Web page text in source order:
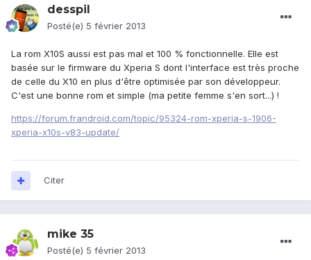
desspil
Posté(e) 5 février 2013
La rom X10S aussi est pas mal et 100 % fonctionnelle. Elle est
basée sur le firmware du Xperia S dont l'interface est très proche
de celle du X10 en plus d'être optimisée par son développeur.
C'est une bonne rom et simple (ma petite femme s'en sort...) !
https://forum.frandroid.com/topic/95324-rom-xperia-s-1906-
xperia-x10s-v83-update/
Citer
mike 35
Posté(e) 5 février 2013